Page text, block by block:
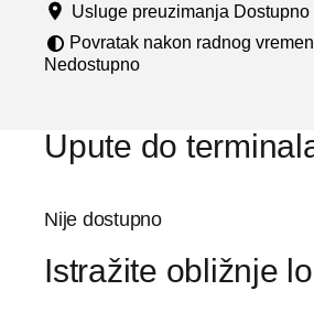
u
Usluge preuzimanja Dostupno
Povratak nakon radnog
Nedostupno
Upute do
Nije dostupno
Istražite obližnje